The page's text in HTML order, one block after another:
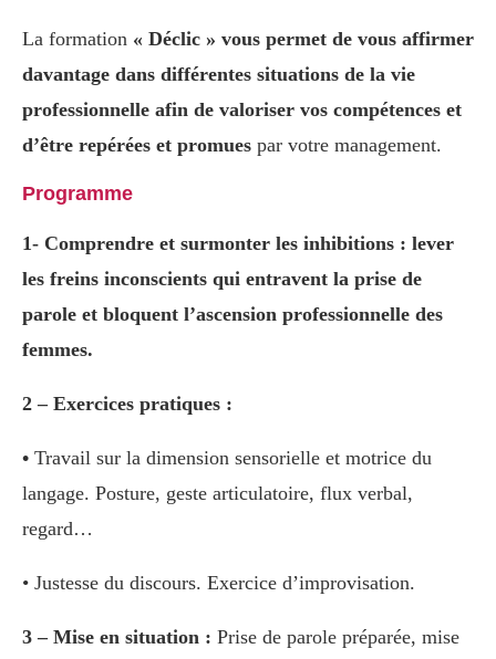
La formation « Déclic » vous permet de vous affirmer
davantage dans différentes situations de la vie
professionnelle afin de valoriser vos compétences et
d’être repérées et promues par votre management.
Programme
1- Comprendre et surmonter les inhibitions : lever
les freins inconscients qui entravent la prise de
parole et bloquent l’ascension professionnelle des
femmes.
2 – Exercices pratiques :
• Travail sur la dimension sensorielle et motrice du
langage. Posture, geste articulatoire, flux verbal,
regard…
• Justesse du discours. Exercice d’improvisation.
3 – Mise en situation : Prise de parole préparée, mise